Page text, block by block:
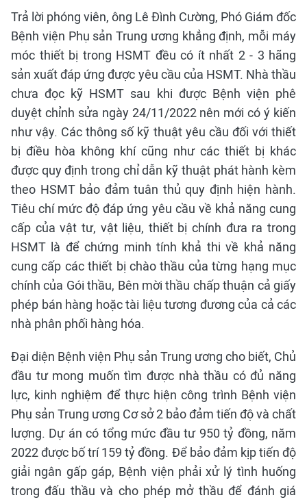
Trả lời phóng viên, ông Lê Đình Cường, Phó Giám đốc
Bệnh viện Phụ sản Trung ương khẳng định, mỗi máy
móc thiết bị trong HSMT đều có ít nhất 2 - 3 hãng
sản xuất đáp ứng được yêu cầu của HSMT. Nhà thầu
chưa đọc kỹ HSMT sau khi được Bệnh viện phê
duyệt chỉnh sửa ngày 24/11/2022 nên mới có ý kiến
như vậy. Các thông số kỹ thuật yêu cầu đối với thiết
bị điều hòa không khí cũng như các thiết bị khác
được quy định trong chỉ dẫn kỹ thuật phát hành kèm
theo HSMT bảo đảm tuân thủ quy định hiện hành.
Tiêu chí mức độ đáp ứng yêu cầu về khả năng cung
cấp của vật tư, vật liệu, thiết bị chính đưa ra trong
HSMT là để chứng minh tính khả thi về khả năng
cung cấp các thiết bị chào thầu của từng hạng mục
chính của Gói thầu, Bên mời thầu chấp thuận cả giấy
phép bán hàng hoặc tài liệu tương đương của cả các
nhà phân phối hàng hóa.
Đại diện Bệnh viện Phụ sản Trung ương cho biết, Chủ
đầu tư mong muốn tìm được nhà thầu có đủ năng
lực, kinh nghiệm để thực hiện công trình Bệnh viện
Phụ sản Trung ương Cơ sở 2 bảo đảm tiến độ và chất
lượng. Dự án có tổng mức đầu tư 950 tỷ đồng, năm
2022 được bố trí 159 tỷ đồng. Để bảo đảm kịp tiến độ
giải ngân gấp gáp, Bệnh viện phải xử lý tình huống
trong đấu thầu và cho phép mở thầu để đánh giá